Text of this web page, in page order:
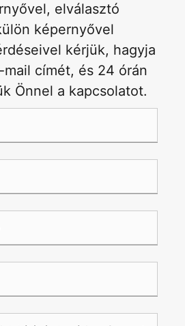
elválasztó
képernyővel
kérjük, hagyja
címét, és 24 órán
Önnel a kapcsolatot.